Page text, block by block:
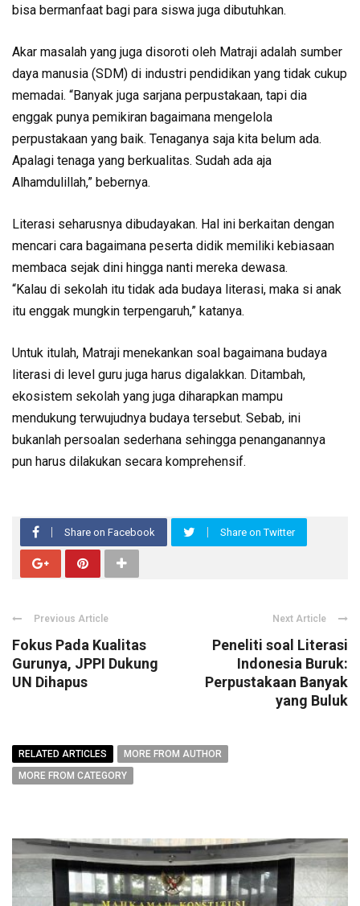
bisa bermanfaat bagi para siswa juga dibutuhkan.
Akar masalah yang juga disoroti oleh Matraji adalah sumber
daya manusia (SDM) di industri pendidikan yang tidak cukup
memadai. “Banyak juga sarjana perpustakaan, tapi dia
enggak punya pemikiran bagaimana mengelola
perpustakaan yang baik. Tenaganya saja kita belum ada.
Apalagi tenaga yang berkualitas. Sudah ada aja
Alhamdulillah,” bebernya.
Literasi seharusnya dibudayakan. Hal ini berkaitan dengan
mencari cara bagaimana peserta didik memiliki kebiasaan
membaca sejak dini hingga nanti mereka dewasa.
“Kalau di sekolah itu tidak ada budaya literasi, maka si anak
itu enggak mungkin terpengaruh,” katanya.
Untuk itulah, Matraji menekankan soal bagaimana budaya
literasi di level guru juga harus digalakkan. Ditambah,
ekosistem sekolah yang juga diharapkan mampu
mendukung terwujudnya budaya tersebut. Sebab, ini
bukanlah persoalan sederhana sehingga penanganannya
pun harus dilakukan secara komprehensif.
Share on Facebook Share on Twitter
Previous Article
Fokus Pada Kualitas
Gurunya, JPPI Dukung
UN Dihapus
Next Article
Peneliti soal Literasi
Indonesia Buruk:
Perpustakaan Banyak
yang Buluk
RELATED ARTICLES
MORE FROM AUTHOR
MORE FROM CATEGORY